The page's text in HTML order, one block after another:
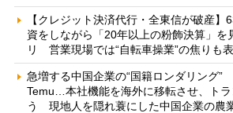
【クレジット決済代行・全東信が破産】
資をしながら「20年以上の粉飾決算」を
リ 営業現場では“自転車操業”の焦りも
急増する中国企業の“国籍ロンダリング”
Temu…本社機能を海外に移転させ、ト
う 現地人を隠れ蓑にした中国企業の農